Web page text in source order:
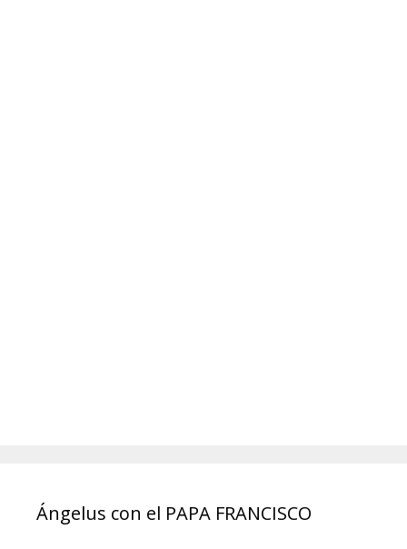
Ángelus con el PAPA FRANCISCO